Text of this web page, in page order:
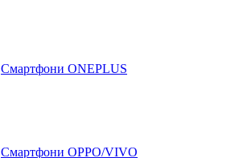
Смартфони ONEPLUS
Смартфони OPPO/VIVO